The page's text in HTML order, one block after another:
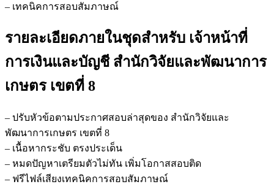
– เทคนิคการสอบสัมภาษณ์
รายละเอียดภายในชุดสำหรับ เจ้าหน้าที่
การเงินและบัญชี สำนักวิจัยและพัฒนาการ
เกษตร เขตที่ 8
– ปรับหัวข้อตามประกาศสอบล่าสุดของ สำนักวิจัยและ
พัฒนาการเกษตร เขตที่ 8
– เนื้อหากระชับ ตรงประเด็น
– หมดปัญหาเตรียมตัวไม่ทัน เพิ่มโอกาสสอบติด
– ฟรีไฟล์เสียงเทคนิคการสอบสัมภาษณ์